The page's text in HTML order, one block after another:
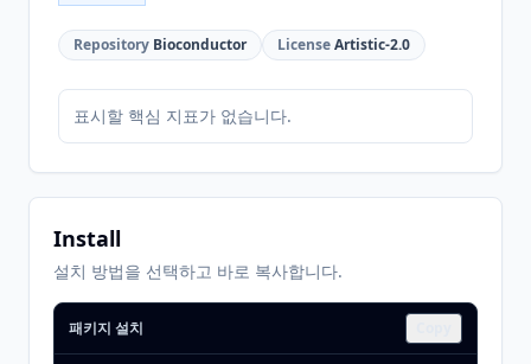
Repository Bioconductor LicenseArtistic-2.0
표시할 핵심 지표가 없습니다.
Install
설치 방법을 선택하고 바로 복사합니다.
패키지 설치